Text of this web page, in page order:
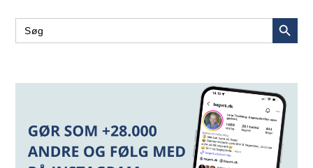
Search
for:
SEARCH